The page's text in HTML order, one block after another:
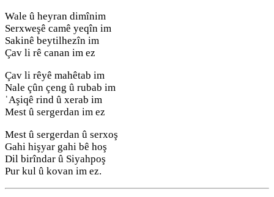
Wale û heyran dimînim
Serxweşê camê yeqîn im
Sakinê beytilhezîn im
Çav li rê canan im ez
Çav li rêyê mahêtab im
Nale çûn çeng û rubab im
ˈAşiqê rind û xerab im
Mest û sergerdan im ez
Mest û sergerdan û serxoş
Gahi hişyar gahi bê hoş
Dil birîndar û Siyahpoş
Pur kul û kovan im ez.